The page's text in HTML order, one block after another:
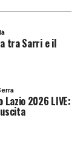
NEWS
tra Sarri e il
2026 LIVE: